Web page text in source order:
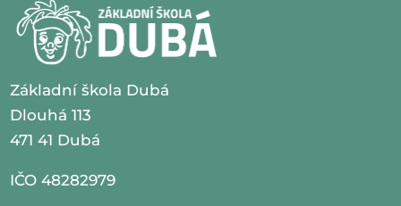
Základní škola Dubá
Dlouhá 113
471 41 Dubá
IČO 48282979